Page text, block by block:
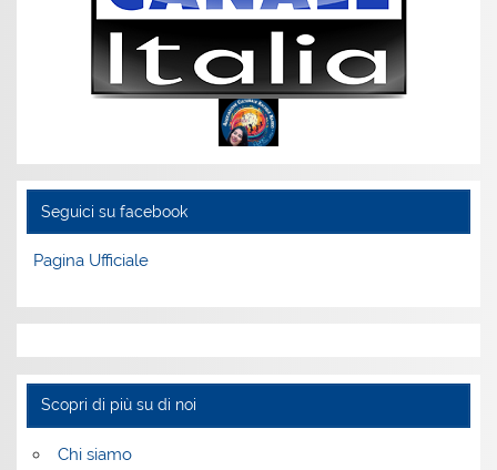
Seguici su facebook
Pagina Ufficiale
Scopri di più su di noi
Chi siamo